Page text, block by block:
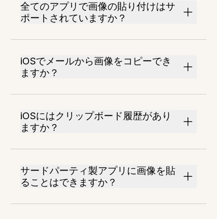
全てのアプリで画像の貼り付けはサ
ポートされていますか？
iOSでメールから画像をコピーでき
ますか？
iOSにはクリップボード履歴があり
ますか？
サードパーティ製アプリに画像を貼
ることはできますか？